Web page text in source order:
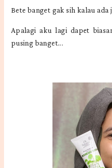
Bete banget gak sih kalau ada
Apalagi aku lagi dapet
pusing banget...